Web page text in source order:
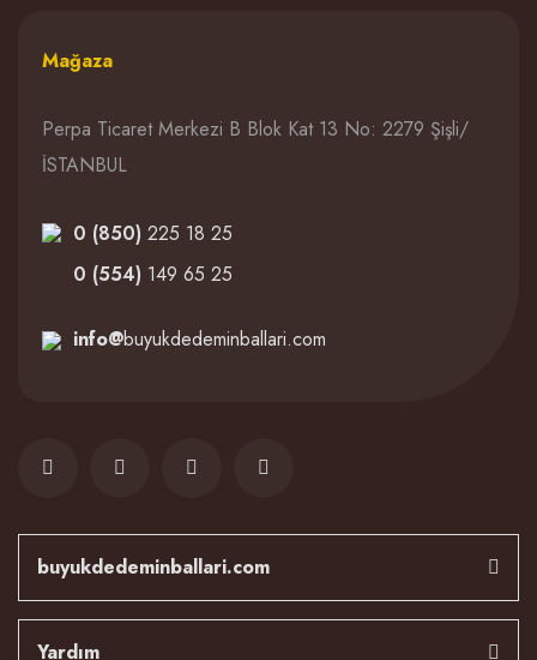
Mağaza
Perpa Ticaret Merkezi B Blok Kat 13 No: 2279 Şişli/
İSTANBUL
0 (850) 225 18 25
0 (554) 149 65 25
info@buyukdedeminballari.com
buyukdedeminballari.com
Yardım